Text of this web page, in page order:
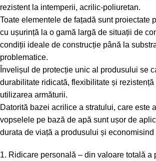
rezistent la intemperii, acrilic-poliuretan.
Toate elementele de fațadă sunt proiectate
cu ușurință la o gamă largă de situații de
condiții ideale de construcție până la
problematice.
Învelișul de protecție unic al produsului se
durabilitate ridicată, flexibilitate și rezistență
utilizarea armăturii.
Datorită bazei acrilice a stratului, care este
vopselele pe bază de apă sunt ușor de
durata de viață a produsului și economisind
1. Ridicare personală – din valoare totală a